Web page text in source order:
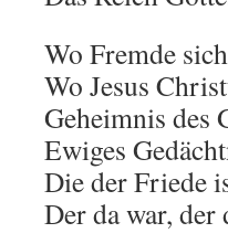
Wo Fremde
Wo Jesus
Geheimnis des
Ewiges
Die der Friede
Der da war,